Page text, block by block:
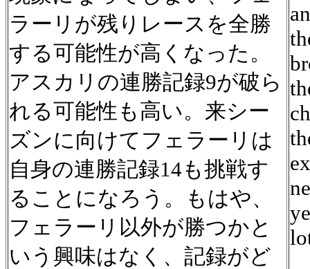
ラーリが残りレースを全勝
する可能性が高くなった。
アスカリの連勝記録9が破ら
れる可能性も高い。来シー
ズンに向けてフェラーリは
自身の連勝記録14も挑戦す
ることになろう。もはや、
フェラーリ以外が勝つかと
いう興味はなく、記録がど